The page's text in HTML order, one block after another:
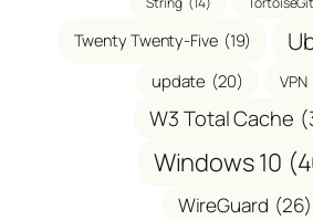
Twenty Twenty-Five (19)
update (20) VPN
W3 Total Cache
Windows 10
WireGuard (26)